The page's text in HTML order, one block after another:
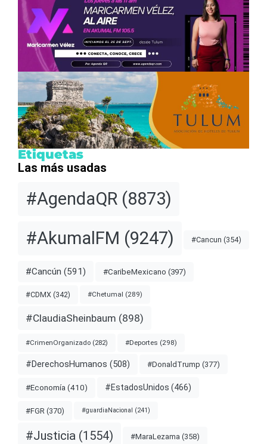
Etiquetas
Las más usadas
#AgendaQR (8873)
#AkumalFM (9247) #Cancun (354)
#Cancún (591) #CaribeMexicano (397)
#CDMX (342) #Chetumal (289)
#ClaudiaSheinbaum (898)
#CrimenOrganizado (282) #Deportes (298)
#DerechosHumanos (508) #DonaldTrump (377)
#Economía (410) #EstadosUnidos (466)
#FGR (370) #guardiaNacional (241)
#Justicia (1554) #MaraLezama (358)